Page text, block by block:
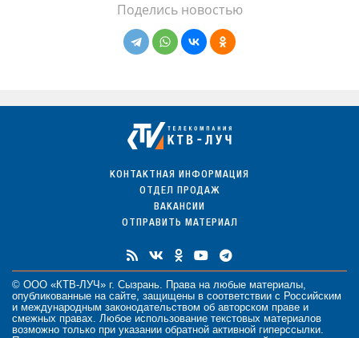
Поделись новостью
КОНТАКТНАЯ ИНФОРМАЦИЯ
ОТДЕЛ ПРОДАЖ
ВАКАНСИИ
ОТПРАВИТЬ МАТЕРИАЛ
© ООО «КТВ-ЛУЧ» г. Сызрань. Права на любые материалы
опубликованные на сайте, защищены в соответствии с Российским
и международным законодательством об авторском праве и
смежных правах. Любое использование текстовых материалов
возможно только при указании обратной активной гиперссылки.